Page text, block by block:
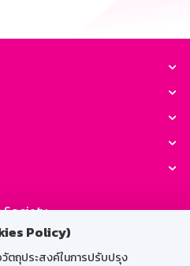
Policy)
วัตถุประสงค์ในการปรับปรุง
Society: